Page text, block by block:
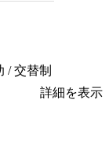
/ 交替制
詳細を表示